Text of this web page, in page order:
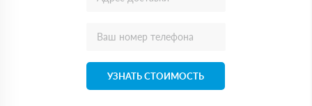
УЗНАТЬ СТОИМОСТЬ